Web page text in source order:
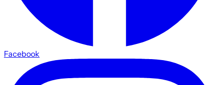
Facebook